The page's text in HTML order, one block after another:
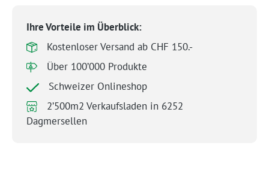
Ihre Vorteile im Überblick:
Kostenloser Versand ab CHF 150.-
Über 100’000 Produkte
Schweizer Onlineshop
2’500m2 Verkaufsladen in 6252
Dagmersellen